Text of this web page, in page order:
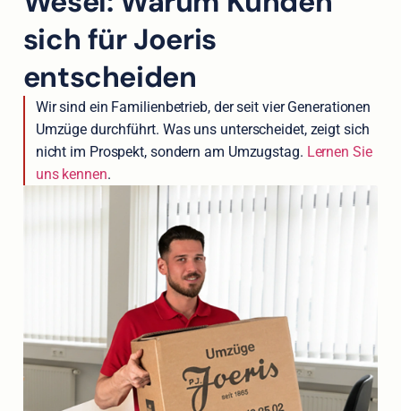
sich für Joeris
entscheiden
Wir sind ein Familienbetrieb, der seit vier Generationen
Umzüge durchführt. Was uns unterscheidet, zeigt sich
nicht im Prospekt, sondern am Umzugstag. Lernen Sie
uns kennen.